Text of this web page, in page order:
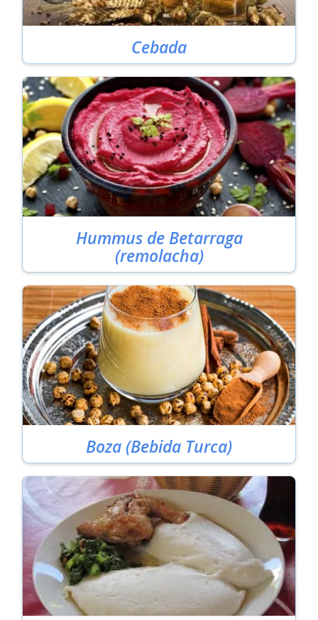
Cebada
Hummus de Betarraga
(remolacha)
Boza (Bebida Turca)